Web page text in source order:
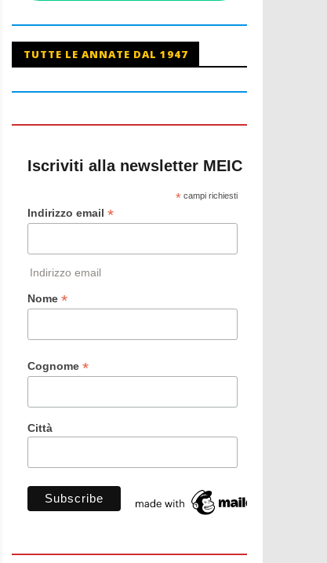
TUTTE LE ANNATE DAL 1947
Iscriviti alla newsletter MEIC
* campi richiesti
Indirizzo email *
Indirizzo email
Nome *
Cognome *
Città